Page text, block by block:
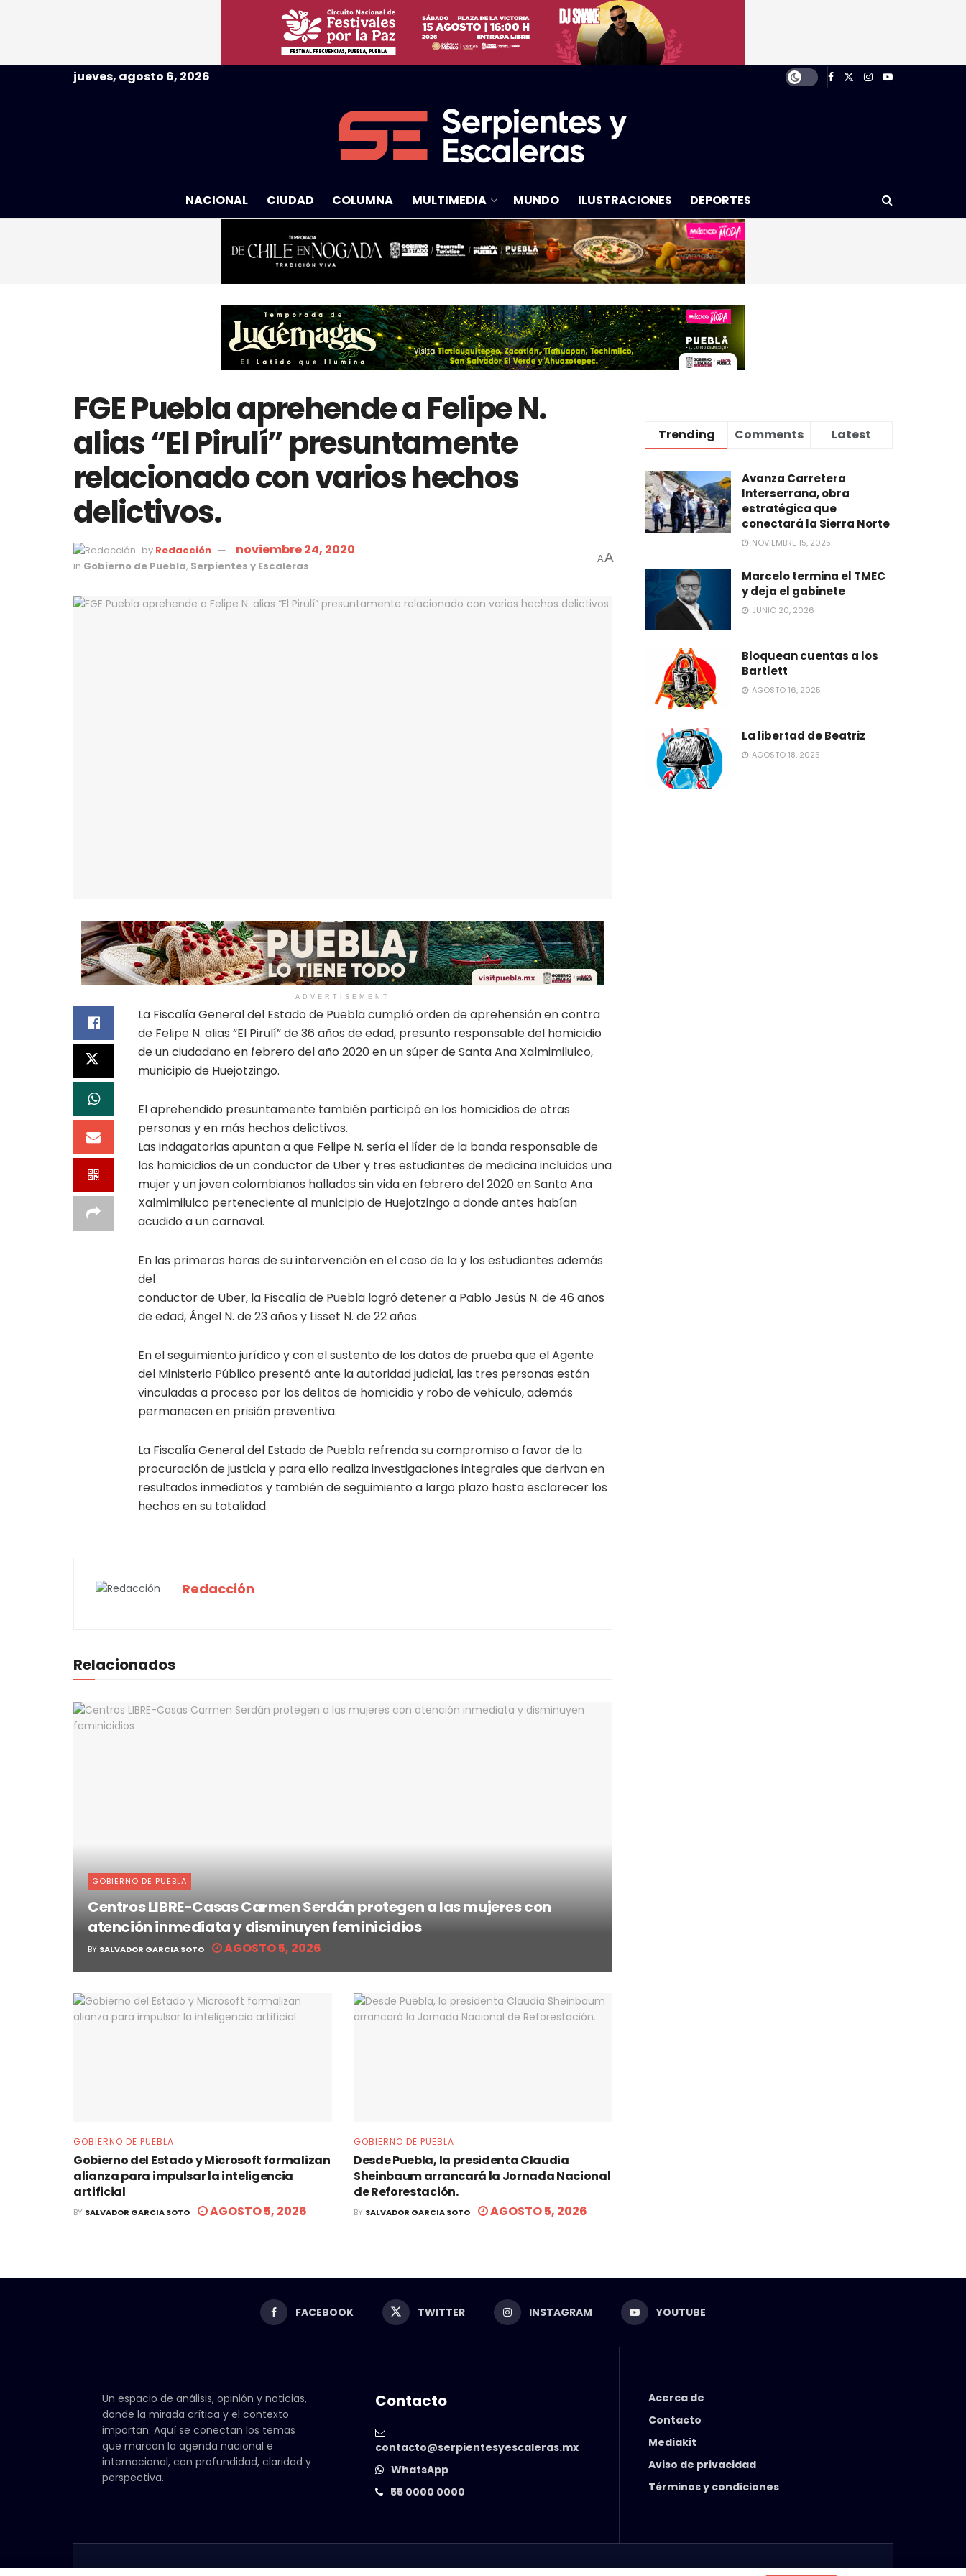
jueves, agosto 6, 2026
NACIONAL CIUDAD COLUMNA MULTIMEDIA MUNDO ILUSTRACIONES DEPORTES
FGE Puebla aprehende a Felipe N.
alias “El Pirulí” presuntamente
relacionado con varios hechos
delictivos.
by Redacción noviembre 24, 2020
in Gobierno de Puebla, Serpientes y Escaleras
AA
ADVERTISEMENT
La Fiscalía General del Estado de Puebla cumplió orden de aprehensión en contra
de Felipe N. alias “El Pirulí” de 36 años de edad, presunto responsable del homicidio
de un ciudadano en febrero del año 2020 en un súper de Santa Ana Xalmimilulco,
municipio de Huejotzingo.
El aprehendido presuntamente también participó en los homicidios de otras
personas y en más hechos delictivos.
Las indagatorias apuntan a que Felipe N. sería el líder de la banda responsable de
los homicidios de un conductor de Uber y tres estudiantes de medicina incluidos una
mujer y un joven colombianos hallados sin vida en febrero del 2020 en Santa Ana
Xalmimilulco perteneciente al municipio de Huejotzingo a donde antes habían
acudido a un carnaval.
En las primeras horas de su intervención en el caso de la y los estudiantes además
del
conductor de Uber, la Fiscalía de Puebla logró detener a Pablo Jesús N. de 46 años
de edad, Ángel N. de 23 años y Lisset N. de 22 años.
En el seguimiento jurídico y con el sustento de los datos de prueba que el Agente
del Ministerio Público presentó ante la autoridad judicial, las tres personas están
vinculadas a proceso por los delitos de homicidio y robo de vehículo, además
permanecen en prisión preventiva.
La Fiscalía General del Estado de Puebla refrenda su compromiso a favor de la
procuración de justicia y para ello realiza investigaciones integrales que derivan en
resultados inmediatos y también de seguimiento a largo plazo hasta esclarecer los
hechos en su totalidad.
Redacción
Relacionados
GOBIERNO DE PUEBLA
Centros LIBRE-Casas Carmen Serdán protegen a las mujeres con
atención inmediata y disminuyen feminicidios
BY SALVADOR GARCIA SOTO AGOSTO 5, 2026
GOBIERNO DE PUEBLA
Gobierno del Estado y Microsoft formalizan
alianza para impulsar la inteligencia
artificial
BY SALVADOR GARCIA SOTO AGOSTO 5, 2026
GOBIERNO DE PUEBLA
Desde Puebla, la presidenta Claudia
Sheinbaum arrancará la Jornada Nacional
de Reforestación.
BY SALVADOR GARCIA SOTO AGOSTO 5, 2026
Trending Comments Latest
Avanza Carretera
Interserrana, obra
estratégica que
conectará la Sierra Norte
NOVIEMBRE 15, 2025
Marcelo termina el TMEC
y deja el gabinete
JUNIO 20, 2026
Bloquean cuentas a los
Bartlett
AGOSTO 16, 2025
La libertad de Beatriz
AGOSTO 18, 2025
FACEBOOK TWITTER INSTAGRAM YOUTUBE
Un espacio de análisis, opinión y noticias,
donde la mirada crítica y el contexto
importan. Aquí se conectan los temas
que marcan la agenda nacional e
internacional, con profundidad, claridad y
perspectiva.
Contacto
contacto@serpientesyescaleras.mx
WhatsApp
55 0000 0000
Acerca de
Contacto
Mediakit
Aviso de privacidad
Términos y condiciones